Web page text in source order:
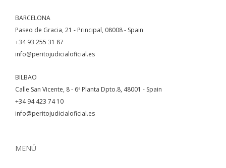
BARCELONA
Paseo de Gracia, 21 - Principal, 08008 - Spain
+34 93 255 31 87
info@peritojudicialoficial.es
BILBAO
Calle San Vicente, 8 - 6ª Planta Dpto.8, 48001 - Spain
+34 94 423 74 10
info@peritojudicialoficial.es
MENÚ